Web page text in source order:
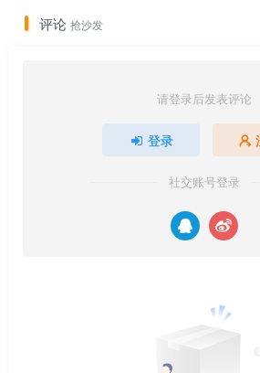
评论 抢沙发
请登录后发表评论
登录
社交账号登录